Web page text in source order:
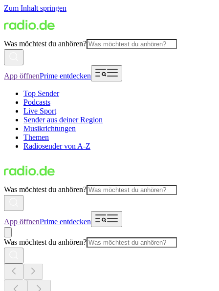
Zum Inhalt springen
Was möchtest du anhören?
App öffnenPrime entdecken
Top Sender
Podcasts
Live Sport
Sender aus deiner Region
Musikrichtungen
Themen
Radiosender von A-Z
Was möchtest du anhören?
App öffnenPrime entdecken
Was möchtest du anhören?